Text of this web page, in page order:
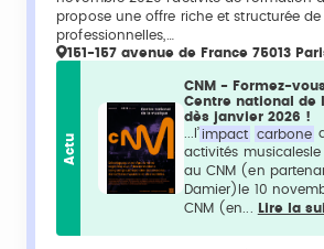
propose une offre riche et structurée
professionnelles,…
151-157 avenue de France 75013
Actu
CNM - Formez-
Centre national de
dès janvier 2026 !
...l’impact carbone
activités
au CNM (en
Damier)le 10
CNM (en...
Lire la